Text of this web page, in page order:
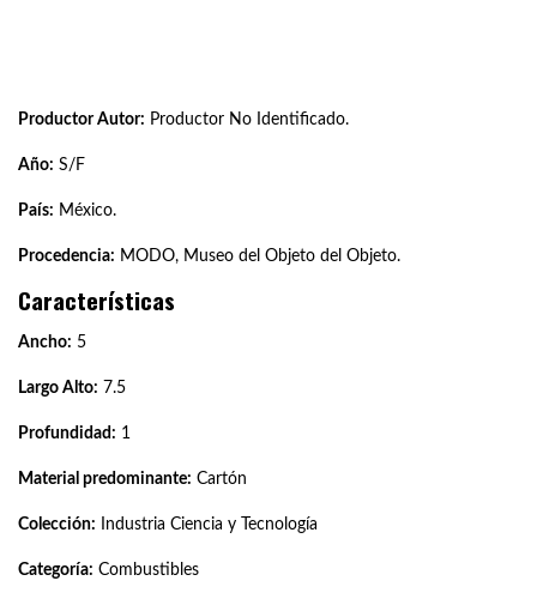
Productor Autor: Productor No Identificado.
Año: S/F
País: México.
Procedencia: MODO, Museo del Objeto del Objeto.
Características
Ancho: 5
Largo Alto: 7.5
Profundidad: 1
Material predominante: Cartón
Colección: Industria Ciencia y Tecnología
Categoría: Combustibles